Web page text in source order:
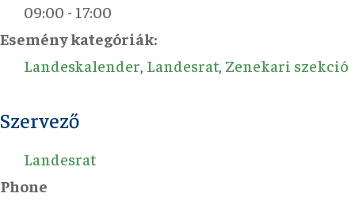
09:00 - 17:00
Esemény kategóriák:
Landeskalender Landesrat Zenekari szekció
Szervező
Landesrat
Phone